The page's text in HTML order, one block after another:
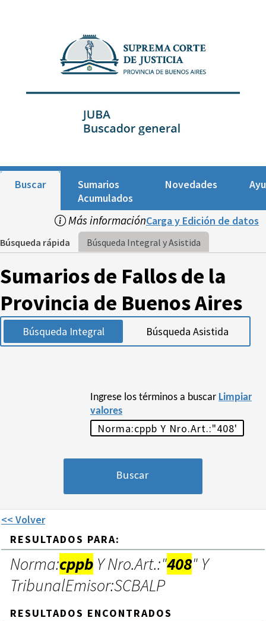
Buscar
Sumarios
Acumulados
Novedades
Más informaciónCarga y Edición de datos
Búsqueda rápida Búsqueda Integral y Asistida
Sumarios de Fallos de la
Provincia de Buenos Aires
Búsqueda Integral Búsqueda Asistida
Ingrese los términos a buscar Limpiar
valores
<< Volver
RESULTADOS PARA:
Norma:cppb Y Nro.Art.:"408" Y
TribunalEmisor:SCBALP
RESULTADOS ENCONTRADOS